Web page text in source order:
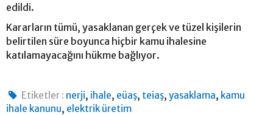
edildi.
Kararların tümü, yasaklanan gerçek ve tüzel kişilerin
belirtilen süre boyunca hiçbir kamu ihalesine
katılamayacağını hükme bağlıyor.
Etiketler : nerji, ihale, eüaş, teiaş,yasaklama, kamu
ihale kanunu, elektrik üretim